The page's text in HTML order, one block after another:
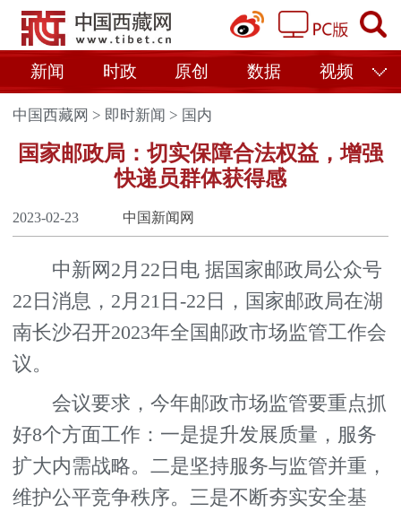
新闻 时政 原创 数据 视频
中国西藏网 > 即时新闻 > 国内
国家邮政局：切实保障合法权益，增强
快递员群体获得感
2023-02-23 中国新闻网
中新网2月22日电 据国家邮政局公众号
22日消息，2月21日-22日，国家邮政局在湖
南长沙召开2023年全国邮政市场监管工作会
议。
会议要求，今年邮政市场监管要重点抓
好8个方面工作：一是提升发展质量，服务
扩大内需战略。二是坚持服务与监管并重，
维护公平竞争秩序。三是不断夯实安全基